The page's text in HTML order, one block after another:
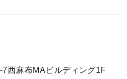
西麻布MAビルディング1F